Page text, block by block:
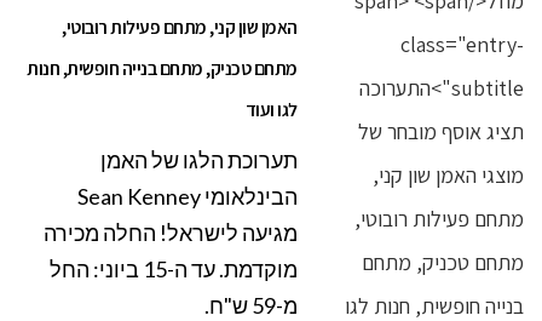
האמן שון קני, מתחם פעילות רובוטי,
מתחם טכניק, מתחם בנייה חופשית, חנות
לגו ועוד
תערוכת הלגו של האמן
הבינלאומי Sean Kenney
מגיעה לישראל! החלה מכירה
מוקדמת. עד ה-15 ביוני: החל
מ-59 ש"ח.